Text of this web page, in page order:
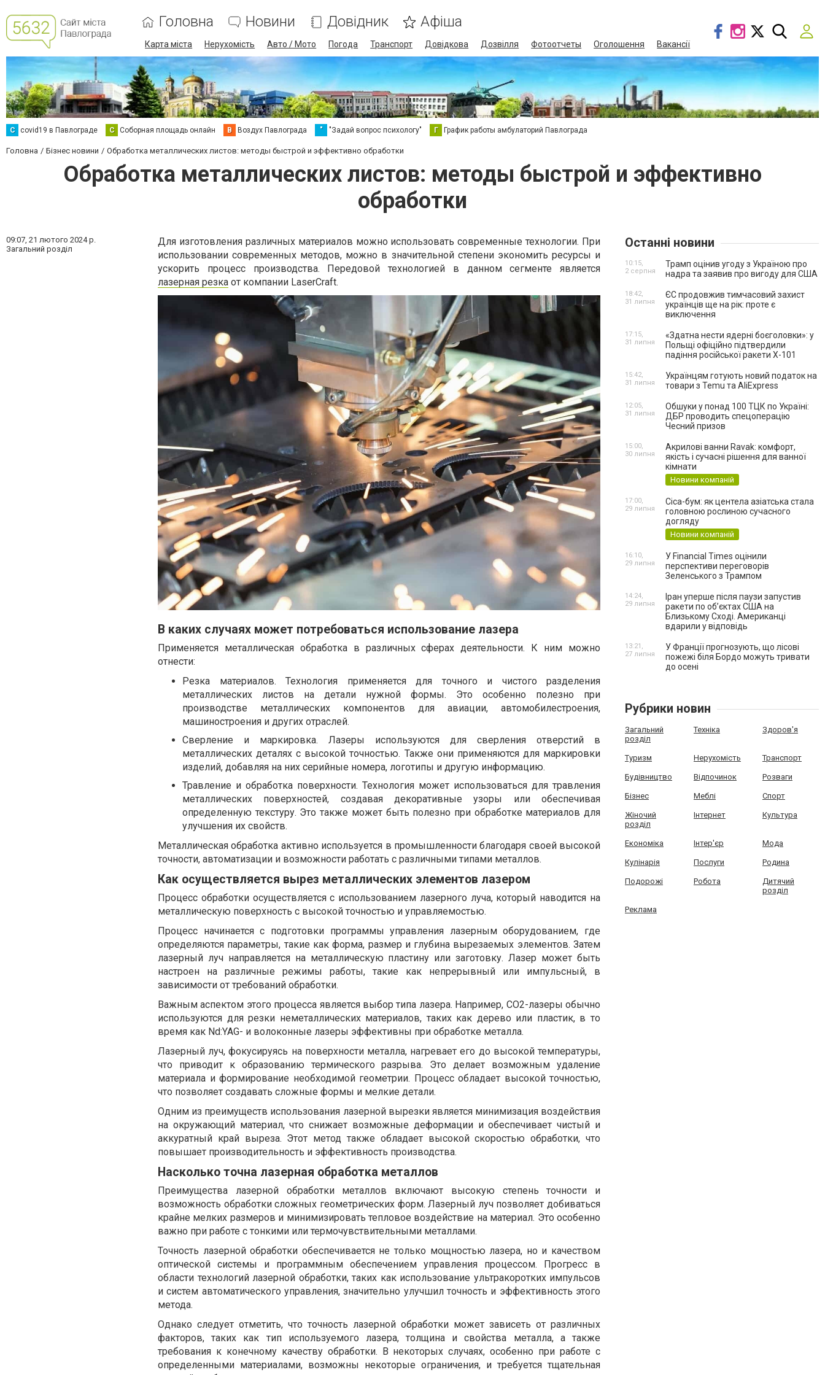
Головна Новини Довідник Афіша
Карта міста Нерухомість Авто / Мото Погода Транспорт Довідкова Дозвілля Фотоотчеты Оголошення Вакансії
C covid19 в Павлограде С Соборная площадь онлайн В Воздух Павлограда " "Задай вопрос психологу" Г График работы амбулаторий Павлограда
Головна Бізнес новини Обработка металлических листов: методы быстрой и эффективно обработки
Обработка металлических листов: методы быстрой и эффективно
обработки
09:07, 21 лютого 2024 р.
Загальний розділ
Для изготовления различных материалов можно использовать современные технологии. При
использовании современных методов, можно в значительной степени экономить ресурсы и
ускорить процесс производства. Передовой технологией в данном сегменте является
лазерная резка от компании LaserCraft.
В каких случаях может потребоваться использование лазера
Применяется металлическая обработка в различных сферах деятельности. К ним можно
отнести:
Резка материалов. Технология применяется для точного и чистого разделения
металлических листов на детали нужной формы. Это особенно полезно при
производстве металлических компонентов для авиации, автомобилестроения,
машиностроения и других отраслей.
Сверление и маркировка. Лазеры используются для сверления отверстий в
металлических деталях с высокой точностью. Также они применяются для маркировки
изделий, добавляя на них серийные номера, логотипы и другую информацию.
Травление и обработка поверхности. Технология может использоваться для травления
металлических поверхностей, создавая декоративные узоры или обеспечивая
определенную текстуру. Это также может быть полезно при обработке материалов для
улучшения их свойств.
Металлическая обработка активно используется в промышленности благодаря своей высокой
точности, автоматизации и возможности работать с различными типами металлов.
Как осуществляется вырез металлических элементов лазером
Процесс обработки осуществляется с использованием лазерного луча, который наводится на
металлическую поверхность с высокой точностью и управляемостью.
Процесс начинается с подготовки программы управления лазерным оборудованием, где
определяются параметры, такие как форма, размер и глубина вырезаемых элементов. Затем
лазерный луч направляется на металлическую пластину или заготовку. Лазер может быть
настроен на различные режимы работы, такие как непрерывный или импульсный, в
зависимости от требований обработки.
Важным аспектом этого процесса является выбор типа лазера. Например, CO2-лазеры обычно
используются для резки неметаллических материалов, таких как дерево или пластик, в то
время как Nd:YAG- и волоконные лазеры эффективны при обработке металла.
Лазерный луч, фокусируясь на поверхности металла, нагревает его до высокой температуры,
что приводит к образованию термического разрыва. Это делает возможным удаление
материала и формирование необходимой геометрии. Процесс обладает высокой точностью,
что позволяет создавать сложные формы и мелкие детали.
Одним из преимуществ использования лазерной вырезки является минимизация воздействия
на окружающий материал, что снижает возможные деформации и обеспечивает чистый и
аккуратный край выреза. Этот метод также обладает высокой скоростью обработки, что
повышает производительность и эффективность производства.
Насколько точна лазерная обработка металлов
Преимущества лазерной обработки металлов включают высокую степень точности и
возможность обработки сложных геометрических форм. Лазерный луч позволяет добиваться
крайне мелких размеров и минимизировать тепловое воздействие на материал. Это особенно
важно при работе с тонкими или термочувствительными металлами.
Точность лазерной обработки обеспечивается не только мощностью лазера, но и качеством
оптической системы и программным обеспечением управления процессом. Прогресс в
области технологий лазерной обработки, таких как использование ультракоротких импульсов
и систем автоматического управления, значительно улучшил точность и эффективность этого
метода.
Однако следует отметить, что точность лазерной обработки может зависеть от различных
факторов, таких как тип используемого лазера, толщина и свойства металла, а также
требования к конечному качеству обработки. В некоторых случаях, особенно при работе с
определенными материалами, возможны некоторые ограничения, и требуется тщательная
Останні новини
Трамп оцінив угоду з Україною про
надра та заявив про вигоду для США
10:15,
2 серпня
ЄС продовжив тимчасовий захист
українців ще на рік: проте є
виключення
18:42,
31 липня
«Здатна нести ядерні боєголовки»: у
Польщі офіційно підтвердили
падіння російської ракети Х-101
17:15,
31 липня
Українцям готують новий податок на
товари з Temu та AliExpress
15:42,
31 липня
Обшуки у понад 100 ТЦК по Україні:
ДБР проводить спецоперацію
Чесний призов
12:05,
31 липня
Акрилові ванни Ravak: комфорт,
якість і сучасні рішення для ванної
кімнати
Новини компаній
15:00,
30 липня
Cica-бум: як центела азіатська стала
головною рослиною сучасного
догляду
Новини компаній
17:00,
29 липня
У Financial Times оцінили
перспективи переговорів
Зеленського з Трампом
16:10,
29 липня
Іран уперше після паузи запустив
ракети по обʼєктах США на
Близькому Сході. Американці
вдарили у відповідь
14:24,
29 липня
У Франції прогнозують, що лісові
пожежі біля Бордо можуть тривати
до осені
13:21,
27 липня
Рубрики новин
Загальний
розділ
Техніка Здоров'я
Туризм Нерухомість Транспорт
Будівництво Відпочинок Розваги
Бізнес Меблі Спорт
Жіночий
розділ
Інтернет Культура
Економіка Інтер'єр Мода
Кулінарія Послуги Родина
Подорожі Робота
Дитячий
розділ
Реклама